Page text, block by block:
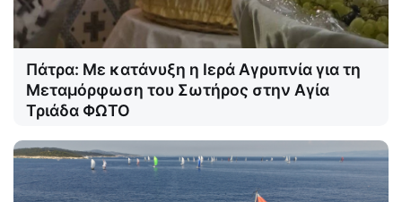
Πάτρα: Με κατάνυξη η Ιερά Αγρυπνία για τη
Μεταμόρφωση του Σωτήρος στην Αγία
Τριάδα ΦΩΤΟ